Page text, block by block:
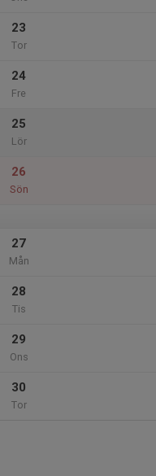
23
Tor
24
Fre
25
Lör
26
Sön
27
Mån
28
Tis
29
Ons
30
Tor